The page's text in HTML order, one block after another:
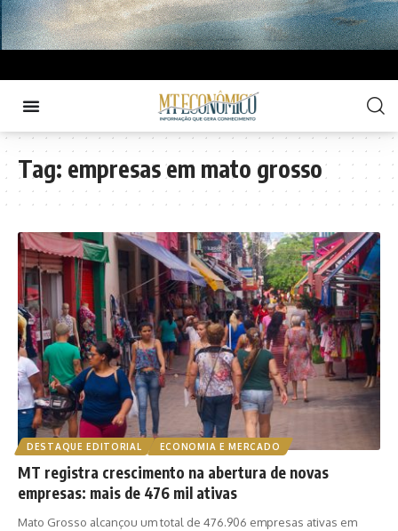
Tag: empresas em mato grosso
DESTAQUE EDITORIAL ECONOMIA E MERCADO
MT registra crescimento na abertura de novas
empresas: mais de 476 mil ativas
Mato Grosso alcançou um total de 476.906 empresas ativas em